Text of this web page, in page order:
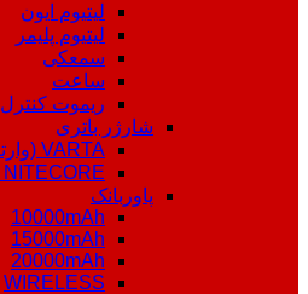
لیتیوم ایون
لیتیوم پلیمر
سمعکی
ساعت
ریموت کنترل
شارژر باتری
VARTA (وارتا)
NITECORE (نایتکور)
پاوربانک
10000mAh
15000mAh
20000mAh
WIRELESS